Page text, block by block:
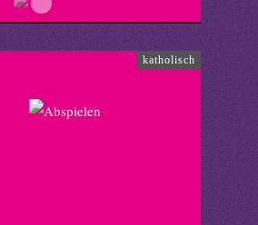
katholisch